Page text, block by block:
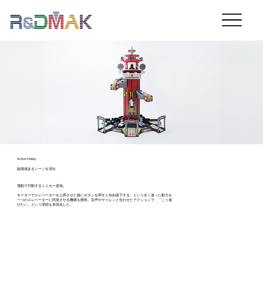
Action Hobby
臨場感あるシーンを演出
電動で可動するミニカー基地。
モーターでエレベーターを上昇させた後にボタンを押すと自由落下する、という全く違った動力を
一つのエレベーターに同居させる機構を開発。音声やサイレンと合わせたアクションで、「こう遊
びたい」という理想を具現化した。